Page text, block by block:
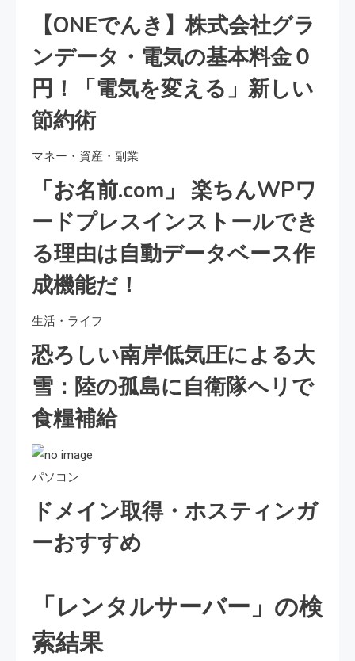
【ONEでんき】株式会社グラ
ンデータ・電気の基本料金０
円！「電気を変える」新しい
節約術
マネー・資産・副業
「お名前.com」 楽ちんWPワ
ードプレスインストールでき
る理由は自動データベース作
成機能だ！
生活・ライフ
恐ろしい南岸低気圧による大
雪：陸の孤島に自衛隊ヘリで
食糧補給
パソコン
ドメイン取得・ホスティンガ
ーおすすめ
「レンタルサーバー」の検
索結果